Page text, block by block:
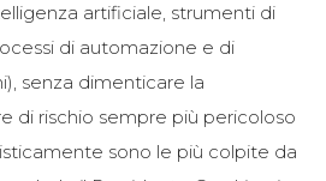
artificiale, strumenti di
di automazione e di
senza dimenticare la
di rischio sempre più pericoloso
sono le più colpite da